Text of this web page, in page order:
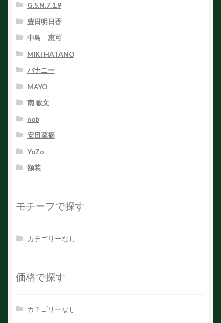
G.S.N.7.1.9
豊田明日香
中島 恵可
MIKI HATANO
バナニー
MAYO
南 敏文
nob
安田菜摘
YoZo
額装
モチーフで探す
カテゴリーなし
価格で探す
カテゴリーなし